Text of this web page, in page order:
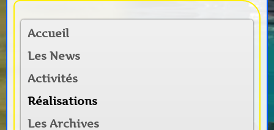
Accueil
Les News
Activités
Réalisations
Les Archives